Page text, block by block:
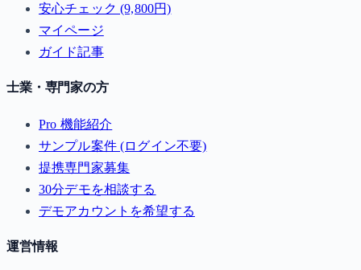
安心チェック (9,800円)
マイページ
ガイド記事
士業・専門家の方
Pro 機能紹介
サンプル案件 (ログイン不要)
提携専門家募集
30分デモを相談する
デモアカウントを希望する
運営情報